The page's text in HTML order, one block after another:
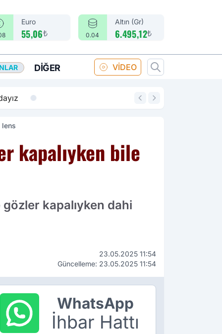
Euro
55,06₺ 0.04
Altın (Gr)
6.495,12₺
DIĞER VİDEO
14:18
lens
kapalıyken bile
kapalıyken dahi
23.05.2025 11:54
Güncelleme: 23.05.2025 11:54
WhatsApp
İhbar Hattı